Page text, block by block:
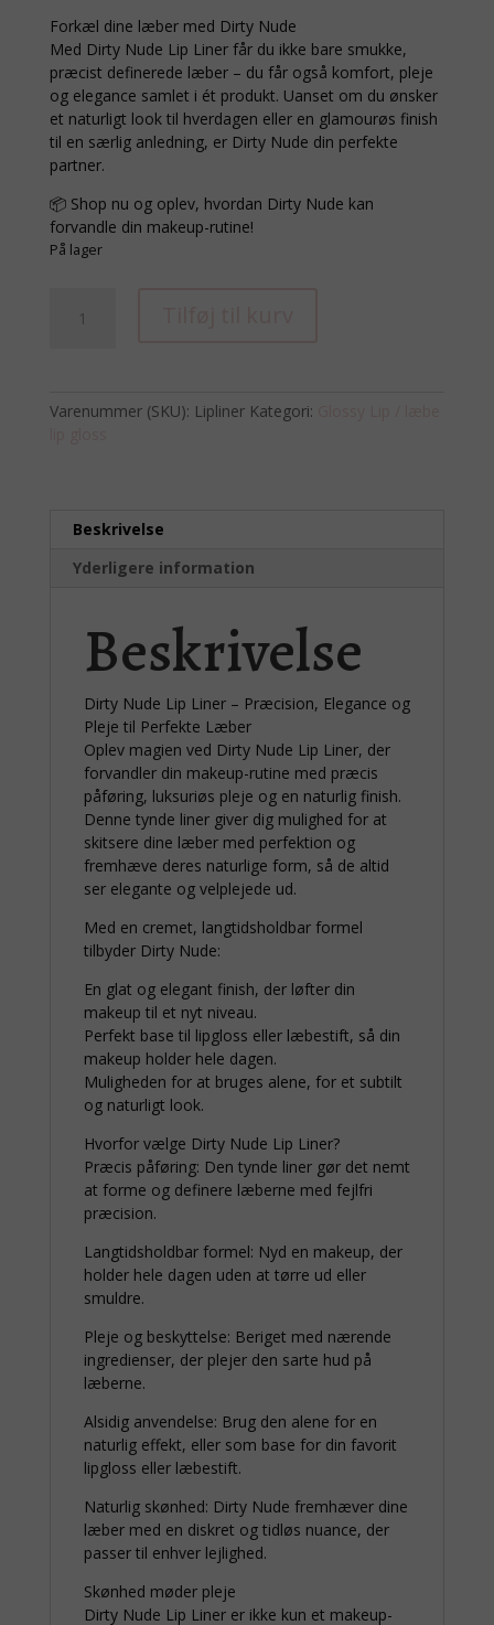
Forkæl dine læber med Dirty Nude
Med Dirty Nude Lip Liner får du ikke bare smukke,
præcist definerede læber – du får også komfort, pleje
og elegance samlet i ét produkt. Uanset om du ønsker
et naturligt look til hverdagen eller en glamourøs finish
til en særlig anledning, er Dirty Nude din perfekte
partner.
📦 Shop nu og oplev, hvordan Dirty Nude kan
forvandle din makeup-rutine!
På lager
Nude
Varenummer (SKU): Lipliner Kategori:
Beskrivelse
Yderligere information
Beskrivelse
Dirty Nude Lip Liner – Præcision, Elegance og
Pleje til Perfekte Læber
Oplev magien ved Dirty Nude Lip Liner, der
forvandler din makeup-rutine med præcis
påføring, luksuriøs pleje og en naturlig finish.
Denne tynde liner giver dig mulighed for at
skitsere dine læber med perfektion og
fremhæve deres naturlige form, så de altid
ser elegante og velplejede ud.
Med en cremet, langtidsholdbar formel
tilbyder Dirty Nude:
En glat og elegant finish, der løfter din
makeup til et nyt niveau.
Perfekt base til lipgloss eller læbestift, så din
makeup holder hele dagen.
Muligheden for at bruges alene, for et subtilt
og naturligt look.
Hvorfor vælge Dirty Nude Lip Liner?
Præcis påføring: Den tynde liner gør det nemt
at forme og definere læberne med fejlfri
præcision.
Langtidsholdbar formel: Nyd en makeup, der
holder hele dagen uden at tørre ud eller
smuldre.
Pleje og beskyttelse: Beriget med nærende
ingredienser, der plejer den sarte hud på
læberne.
Alsidig anvendelse: Brug den alene for en
naturlig effekt, eller som base for din favorit
lipgloss eller læbestift.
Naturlig skønhed: Dirty Nude fremhæver dine
læber med en diskret og tidløs nuance, der
passer til enhver lejlighed.
Skønhed møder pleje
Dirty Nude Lip Liner er ikke kun et makeup-